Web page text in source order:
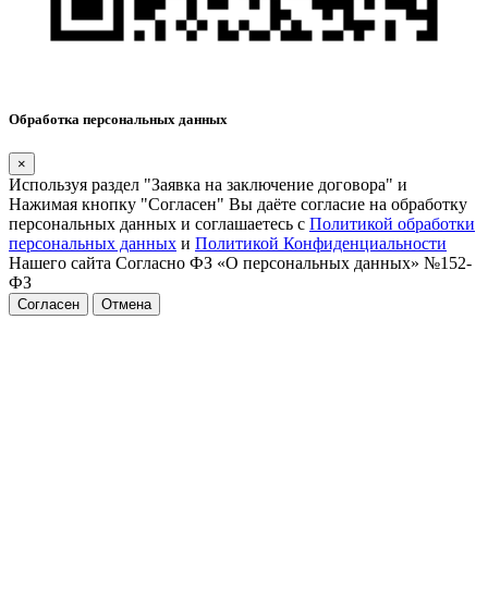
Обработка персональных данных
×
Используя раздел "Заявка на заключение договора" и
Нажимая кнопку "Согласен" Вы даёте согласие на обработку
персональных данных и соглашаетесь с Политикой обработки
персональных данных и Политикой Конфиденциальности
Нашего сайта Согласно ФЗ «О персональных данных» №152-
ФЗ
Согласен Отмена